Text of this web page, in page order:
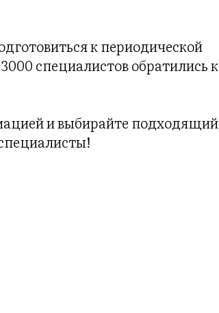
к периодической
специалистов обратились к
и выбирайте подходящий